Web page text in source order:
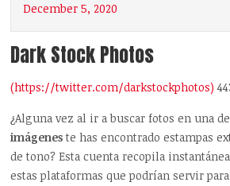
December 5, 2020
Dark Stock Photos
(https://twitter.com/darkstockphotos)
¿Alguna vez al ir a buscar fotos en una
imágeneste has encontrado estampas
de tono? Esta cuenta recopila
estas plataformas que podrían servir